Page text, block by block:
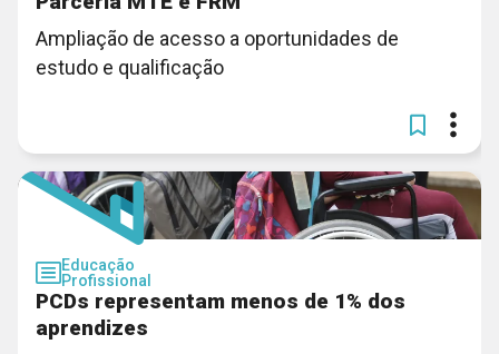
Ampliação de acesso a oportunidades de
estudo e qualificação
Educação
Profissional
PCDs representam menos de 1% dos
aprendizes